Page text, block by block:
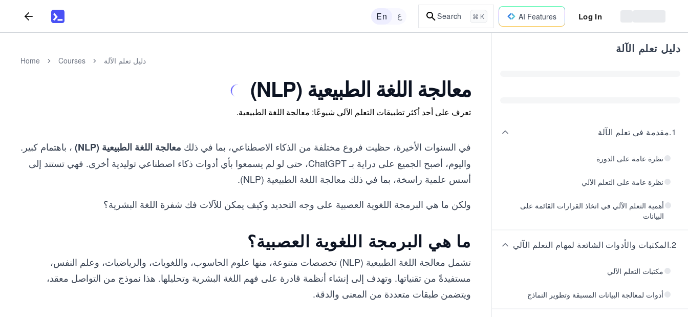
En ع Search ⌘ K AI Features Log In
دليل تعلم الآلة
1
.مقدمة في تعلم الآلة
نظرة عامة على الدورة
نظرة عامة على التعلم الآلي
أهمية التعلم الآلي في اتخاذ القرارات القائمة على
البيانات
2
.المكتبات والأدوات الشائعة لمهام التعلم الآلي
مكتبات التعلم الآلي
أدوات لمعالجة البيانات المسبقة وتطوير النماذج
Home Courses دليل تعلم الآلة
معالجة اللغة الطبيعية (NLP)
تعرف على أحد أكثر تطبيقات التعلم الآلي شيوعًا: معالجة اللغة الطبيعية.
في السنوات الأخيرة، حظيت فروع مختلفة من الذكاء الاصطناعي، بما في ذلك معالجة اللغة الطبيعية (NLP)
، باهتمام كبير.
واليوم، أصبح الجميع على دراية بـ ChatGPT، حتى لو لم يسمعوا بأي أدوات ذكاء اصطناعي توليدية أخرى. فهي تستند إلى
أسس علمية راسخة، بما في ذلك معالجة اللغة الطبيعية (NLP).
ولكن ما هي البرمجة اللغوية العصبية على وجه التحديد وكيف يمكن للآلات فك شفرة اللغة البشرية؟
ما هي البرمجة اللغوية العصبية؟
تشمل معالجة اللغة الطبيعية (NLP) تخصصات متنوعة، منها علوم الحاسوب، واللغويات، والرياضيات، وعلم النفس،
مستفيدةً من تقنياتها. وتهدف إلى إنشاء أنظمة قادرة على فهم اللغة البشرية وتحليلها. هذا نموذج من التواصل معقد،
ويتضمن طبقات متعددة من المعنى والدقة.